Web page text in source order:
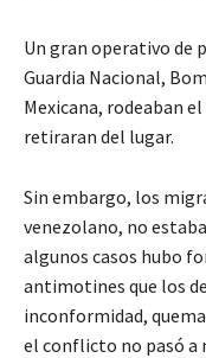
Un gran operativo de
Guardia Nacional,
Mexicana, rodeaban
retiraran del lugar.
Sin embargo, los
venezolano, no
algunos casos hubo
antimotines que los
inconformidad,
el conflicto no pasó a